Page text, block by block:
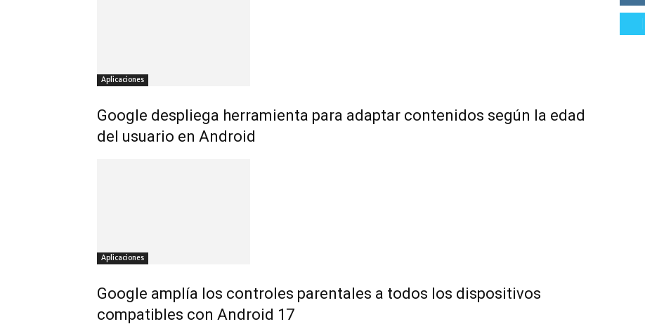
Aplicaciones
Google despliega herramienta para adaptar contenidos según la edad
del usuario en Android
Aplicaciones
Google amplía los controles parentales a todos los dispositivos
compatibles con Android 17